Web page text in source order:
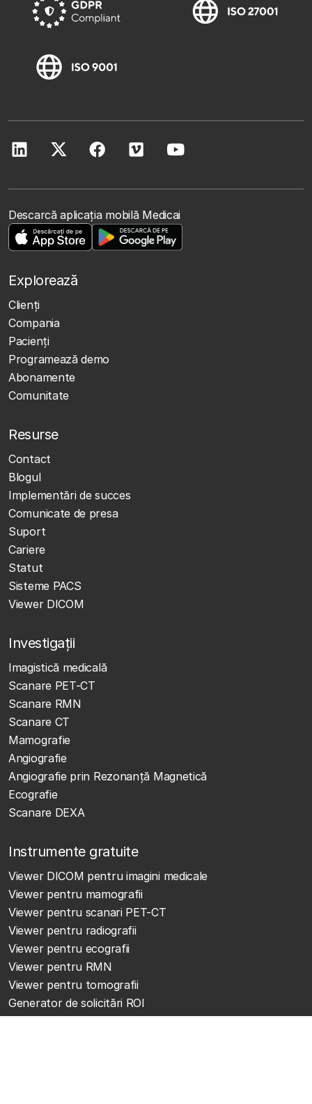
Descarcă aplicația mobilă Medicai
Explorează
Clienţi
Compania
Pacienți
Programează demo
Abonamente
Comunitate
Resurse
Contact
Blogul
Implementări de succes
Comunicate de presa
Suport
Cariere
Statut
Sisteme PACS
Viewer DICOM
Investigații
Imagistică medicală
Scanare PET-CT
Scanare RMN
Scanare CT
Mamografie
Angiografie
Angiografie prin Rezonanță Magnetică
Ecografie
Scanare DEXA
Instrumente gratuite
Viewer DICOM pentru imagini medicale
Viewer pentru mamografii
Viewer pentru scanari PET-CT
Viewer pentru radiografii
Viewer pentru ecografii
Viewer pentru RMN
Viewer pentru tomografii
Generator de solicitări ROI